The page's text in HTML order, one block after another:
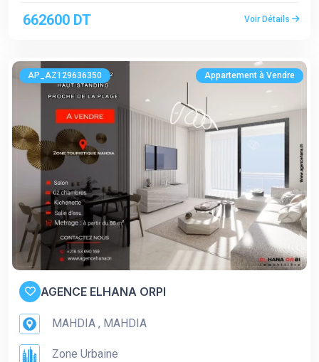
662600 DT Voir Détails
AP_AZ129636350 Appartement à Vendre
AGENCE ELHANA ORPI
MAHDIA , MAHDIA
Zone Urbaine